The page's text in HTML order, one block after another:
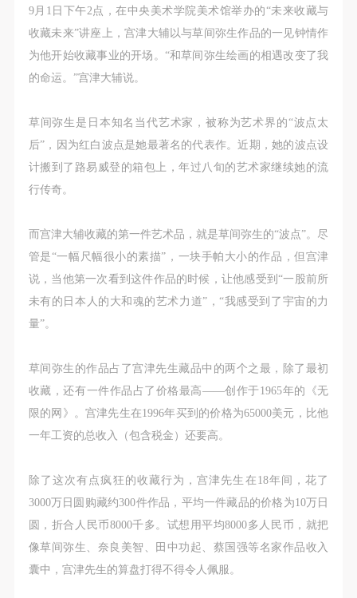
9月1日下午2点，在中央美术学院美术馆举办的“未来收藏与
收藏未来”讲座上，宫津大辅以与草间弥生作品的一见钟情作
为他开始收藏事业的开场。“和草间弥生绘画的相遇改变了我
的命运。”宫津大辅说。
草间弥生是日本知名当代艺术家，被称为艺术界的“波点太
后”，因为红白波点是她最著名的代表作。近期，她的波点设
计搬到了路易威登的箱包上，年过八旬的艺术家继续她的流
行传奇。
而宫津大辅收藏的第一件艺术品，就是草间弥生的“波点”。尽
管是“一幅尺幅很小的素描”，一块手帕大小的作品，但宫津
说，当他第一次看到这件作品的时候，让他感受到“一股前所
未有的日本人的大和魂的艺术力道”，“我感受到了宇宙的力
量”。
草间弥生的作品占了宫津先生藏品中的两个之最，除了最初
收藏，还有一件作品占了价格最高——创作于1965年的《无
限的网》。宫津先生在1996年买到的价格为65000美元，比他
一年工资的总收入（包含税金）还要高。
除了这次有点疯狂的收藏行为，宫津先生在18年间，花了
3000万日圆购藏约300件作品，平均一件藏品的价格为10万日
圆，折合人民币8000千多。试想用平均8000多人民币，就把
像草间弥生、奈良美智、田中功起、蔡国强等名家作品收入
囊中，宫津先生的算盘打得不得令人佩服。
同下参观。
第四条
参加活动者在此次活动期间的人身安全责任自负。鼓
励参加者自行购买人身安全保险。活动中一旦出现事
事故的任何责任，但有互相援助的义务。参加活动的
成员应当积极主动的组织实施救援工作，但对事故本
身不承担任何法律责任和经济责任。参加本次活动者
的人身安全不负有民事及相关连带责任。
参加活动者在此次活动期间应主动遵守美术馆活动秩
序、维护美术馆场地及展示、展览、馆藏艺术作品及
衍生品的安全。活动中一旦因个人原因造成美术馆场
地、空间、艺术品、衍生品等受到不同程度的损失、
破坏。活动中任何非事故当事人及美术馆将不承担相
文、组织规定进行协商和赔偿。并追究相应的法律责
任和经济责任。
第六条
参与活动者在参与活动时应当在美术馆工作人员及活
及到的绘画工具、创作材料及配套设备、设施，若参
与者因个人原因在使用相应绘画工具、创作材料及配
套设备、设施造成个人受伤、伤害他人及造成相应工
具、材料、设备或设施的故障或损坏。参与活动者应
当承当相应的全部责任，并主动赔偿相应的经济损
同下参观。
第四条
参加活动者在此次活动期间的人身安全责任自负。鼓
励参加者自行购买人身安全保险。活动中一旦出现事
事故的任何责任，但有互相援助的义务。参加活动的
成员应当积极主动的组织实施救援工作，但对事故本
身不承担任何法律责任和经济责任。参加本次活动者
的人身安全不负有民事及相关连带责任。
参加活动者在此次活动期间应主动遵守美术馆活动秩
序、维护美术馆场地及展示、展览、馆藏艺术作品及
衍生品的安全。活动中一旦因个人原因造成美术馆场
地、空间、艺术品、衍生品等受到不同程度的损失、
破坏。活动中任何非事故当事人及美术馆将不承担相
文、组织规定进行协商和赔偿。并追究相应的法律责
任和经济责任。
第六条
参与活动者在参与活动时应当在美术馆工作人员及活
及到的绘画工具、创作材料及配套设备、设施，若参
与者因个人原因在使用相应绘画工具、创作材料及配
套设备、设施造成个人受伤、伤害他人及造成相应工
具、材料、设备或设施的故障或损坏。参与活动者应
当承当相应的全部责任，并主动赔偿相应的经济损
同下参观。
第四条
参加活动者在此次活动期间的人身安全责任自负。鼓
励参加者自行购买人身安全保险。活动中一旦出现事
事故的任何责任，但有互相援助的义务。参加活动的
成员应当积极主动的组织实施救援工作，但对事故本
身不承担任何法律责任和经济责任。参加本次活动者
的人身安全不负有民事及相关连带责任。
参加活动者在此次活动期间应主动遵守美术馆活动秩
序、维护美术馆场地及展示、展览、馆藏艺术作品及
衍生品的安全。活动中一旦因个人原因造成美术馆场
地、空间、艺术品、衍生品等受到不同程度的损失、
破坏。活动中任何非事故当事人及美术馆将不承担相
文、组织规定进行协商和赔偿。并追究相应的法律责
任和经济责任。
第六条
参与活动者在参与活动时应当在美术馆工作人员及活
及到的绘画工具、创作材料及配套设备、设施，若参
与者因个人原因在使用相应绘画工具、创作材料及配
套设备、设施造成个人受伤、伤害他人及造成相应工
具、材料、设备或设施的故障或损坏。参与活动者应
当承当相应的全部责任，并主动赔偿相应的经济损